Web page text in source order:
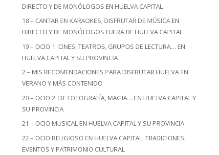
DIRECTO Y DE MONÓLOGOS EN HUELVA CAPITAL
18 – CANTAR EN KARAOKES, DISFRUTAR DE MÚSICA EN
DIRECTO Y DE MONÓLOGOS FUERA DE HUELVA CAPITAL
19 – OCIO 1: CINES, TEATROS, GRUPOS DE LECTURA… EN
HUELVA CAPITAL Y SU PROVINCIA
2 – MIS RECOMENDACIONES PARA DISFRUTAR HUELVA EN
VERANO Y MÁS CONTENIDO
20 – OCIO 2: DE FOTOGRAFÍA, MAGIA… EN HUELVA CAPITAL Y
SU PROVINCIA
21 – OCIO MUSICAL EN HUELVA CAPITAL Y SU PROVINCIA
22 – OCIO RELIGIOSO EN HUELVA CAPITAL: TRADICIONES,
EVENTOS Y PATRIMONIO CULTURAL